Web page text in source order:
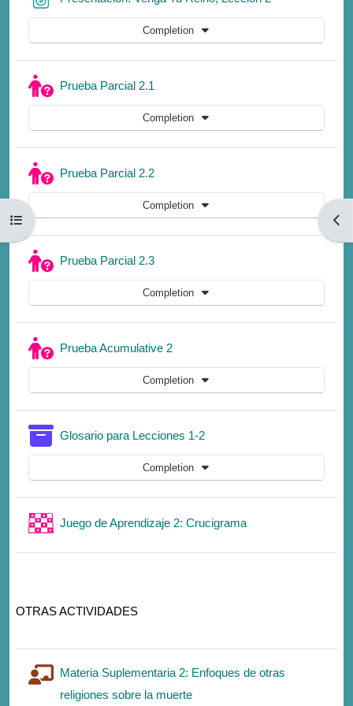
Open course index
Completion
Prueba Parcial 2.1
Completion
Prueba Parcial 2.2Quiz
Completion
Prueba Parcial 2.3Quiz
Completion
Prueba Acumulative 2Quiz
Completion
Glosario para Lecciones 1-2Glossary
Completion
Juego de Aprendizaje 2: CrucigramaGame
OTRAS ACTIVIDADES
Materia Suplementaria 2: Enfoques de otras
religiones sobre la muerteLesson